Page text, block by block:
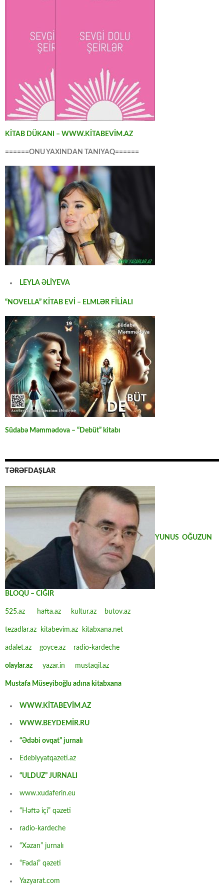
KİTAB DÜKANI – WWW.KİTABEVİM.AZ
======ONU YAXINDAN TANIYAQ======
LEYLA ƏLİYEVA
“NOVELLA” KİTAB EVİ – ELMLƏR FİLİALI
Südabə Məmmədova – “Debüt” kitabı
TƏRƏFDAŞLAR
YUNUS OĞUZUN
BLOQU – CIĞIR
525.az hafta.az kultur.az butov.az
tezadlar.az kitabevim.az kitabxana.net
adalet.az goyce.az radio-kardeche
olaylar.az yazar.in mustaqil.az
Mustafa Müseyiboğlu adına kitabxana
WWW.KİTABEVİM.AZ
WWW.BEYDEMİR.RU
“Ədəbi ovqat” jurnalı
Edebiyyatqazeti.az
“ULDUZ” JURNALI
www.xudaferin.eu
“Həftə içi” qəzeti
radio-kardeche
“Xəzan” jurnalı
“Fədai” qəzeti
Yazyarat.com